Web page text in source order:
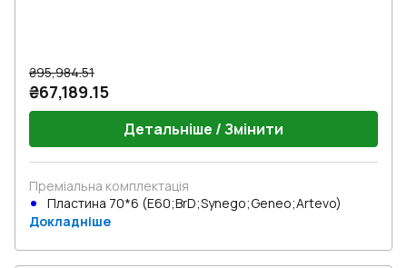
₴95,984.51
₴67,189.15
Детальніше / Змінити
Преміальна комплектація
Пластина 70*6 (E60;BrD;Synego;Geneo;Artevo)
Докладніше